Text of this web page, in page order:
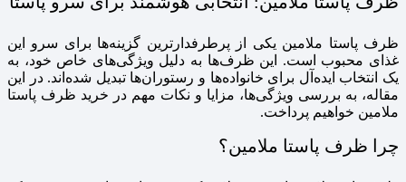
ظرف پاستا ملامین یکی از پرطرفدارترین گزینه‌ها برای سرو این
غذای محبوب است. این ظرف‌ها به دلیل ویژگی‌های خاص خود، به
یک انتخاب ایده‌آل برای خانواده‌ها و رستوران‌ها تبدیل شده‌اند. در این
مقاله، به بررسی ویژگی‌ها، مزایا و نکات مهم در خرید ظرف پاستا
ملامین خواهیم پرداخت.
چرا ظرف پاستا ملامین؟